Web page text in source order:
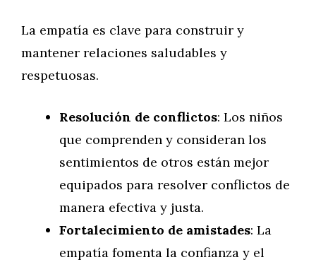
La empatía es clave para construir y
mantener relaciones saludables y
respetuosas.
Resolución de conflictos: Los niños
que comprenden y consideran los
sentimientos de otros están mejor
equipados para resolver conflictos de
manera efectiva y justa.
Fortalecimiento de amistades: La
empatía fomenta la confianza y el